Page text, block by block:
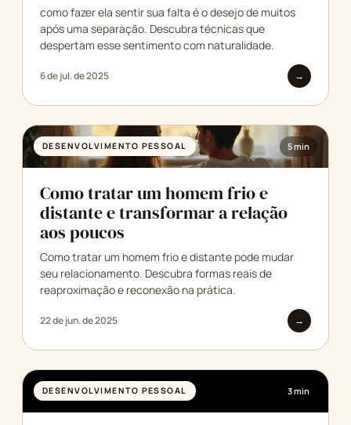
como fazer ela sentir sua falta é o desejo de muitos
após uma separação. Descubra técnicas que
despertam esse sentimento com naturalidade.
6 de jul. de 2025 →
DESENVOLVIMENTO PESSOAL 5 min
Como tratar um homem frio e
distante e transformar a relação
aos poucos
Como tratar um homem frio e distante pode mudar
seu relacionamento. Descubra formas reais de
reaproximação e reconexão na prática.
22 de jun. de 2025 →
DESENVOLVIMENTO PESSOAL 3 min